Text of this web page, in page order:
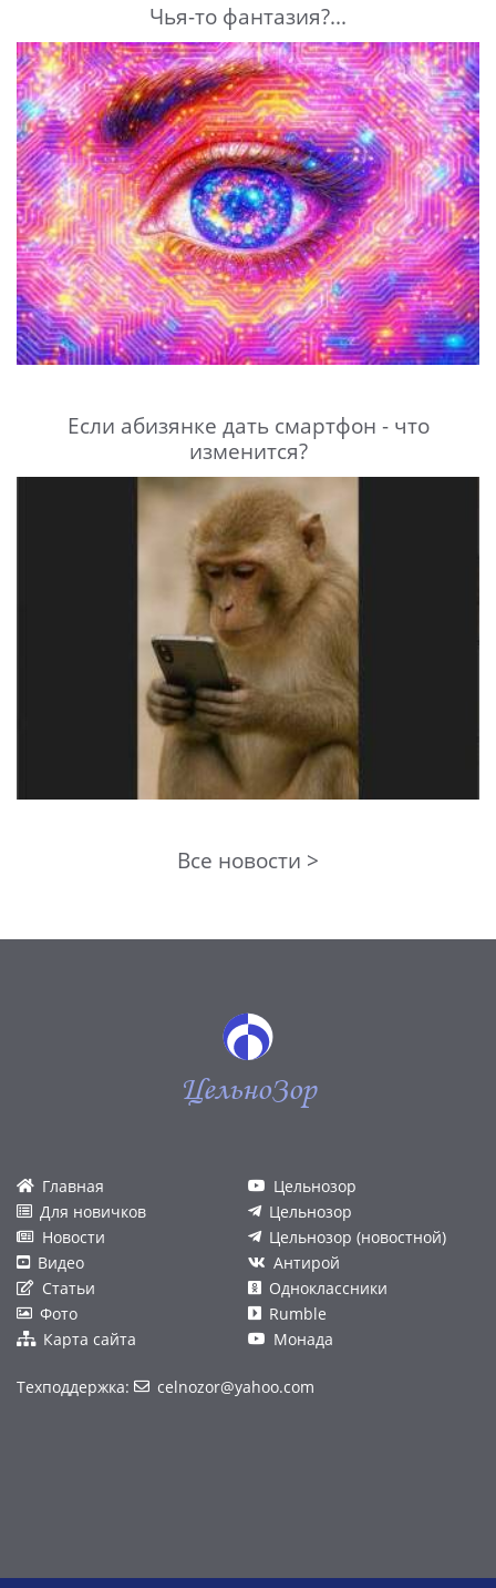
Чья-то фантазия?...
Если абизянке дать смартфон - что
изменится?
Все новости >
ЦельноЗор
Главная
Для новичков
Новости
Видео
Статьи
Фото
Карта сайта
Цельнозор
Цельнозор
Цельнозор (новостной)
Антирой
Одноклассники
Rumble
Монада
Техподдержка: celnozor@yahoo.com